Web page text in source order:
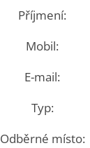
Příjmení:
Mobil:
E-mail:
Typ:
Odběrné místo: